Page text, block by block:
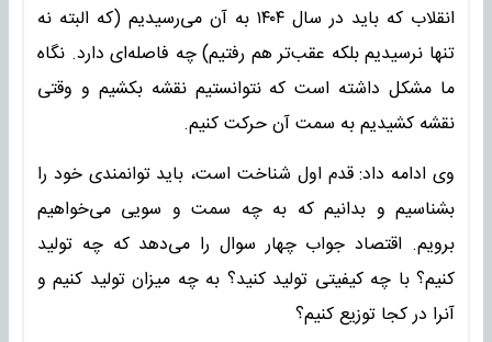
انقلاب که باید در سال ۱۴۰۴ به آن می‌رسیدیم (که البته نه
تنها نرسیدیم بلکه عقب‌تر هم رفتیم) چه فاصله‌ای دارد. نگاه
ما مشکل داشته است که نتوانستیم نقشه بکشیم و وقتی
نقشه کشیدیم به سمت آن حرکت کنیم.
وی ادامه داد: قدم اول شناخت است، باید توانمندی خود را
بشناسیم و بدانیم که به چه سمت و سویی می‌خواهیم
برویم. اقتصاد جواب چهار سوال را می‌دهد که چه تولید
کنیم؟ با چه کیفیتی تولید کنید؟ به چه میزان تولید کنیم و
آنرا در کجا توزیع کنیم؟